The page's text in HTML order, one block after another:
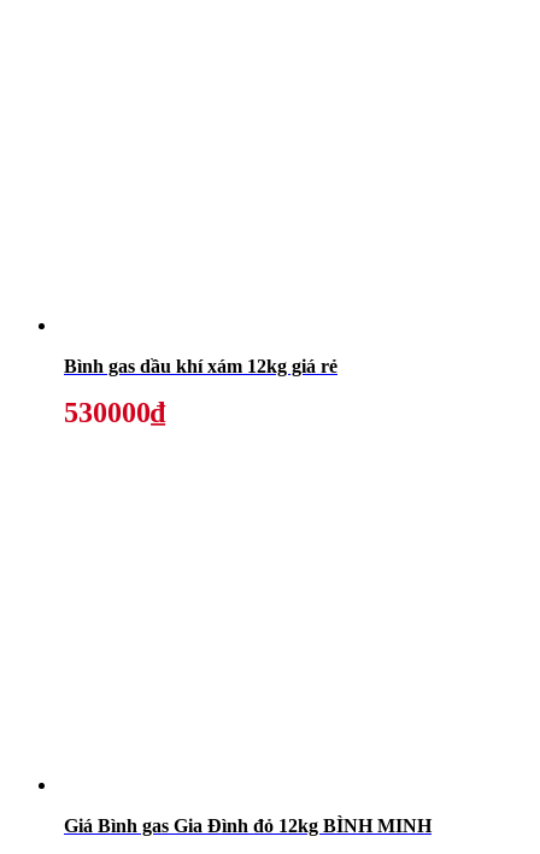
Bình gas dầu khí xám 12kg giá rẻ
530000₫
Giá Bình gas Gia Đình đỏ 12kg BÌNH MINH